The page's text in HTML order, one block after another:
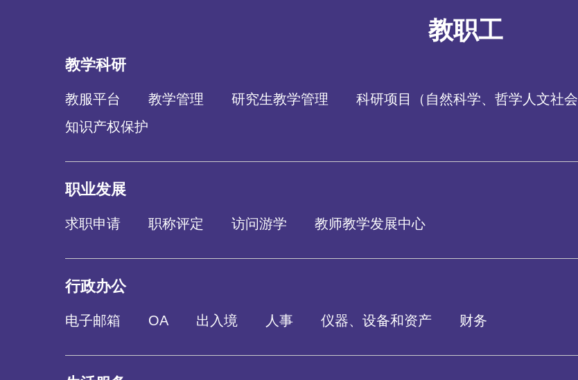
教职工
教学科研
教服平台 教学管理 研究生教学管理 科研项目（自然科学、 哲学人文社会
知识产权保护
职业发展
求职申请 职称评定 访问游学 教师教学发展中心
行政办公
电子邮箱 OA 出入境 人事 仪器、设备和资产 财务